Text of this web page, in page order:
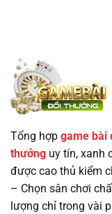
Tổng hợp game bài
thưởng uy tín, xanh
được cao thủ kiểm
– Chọn sân chơi
lượng chỉ trong vài